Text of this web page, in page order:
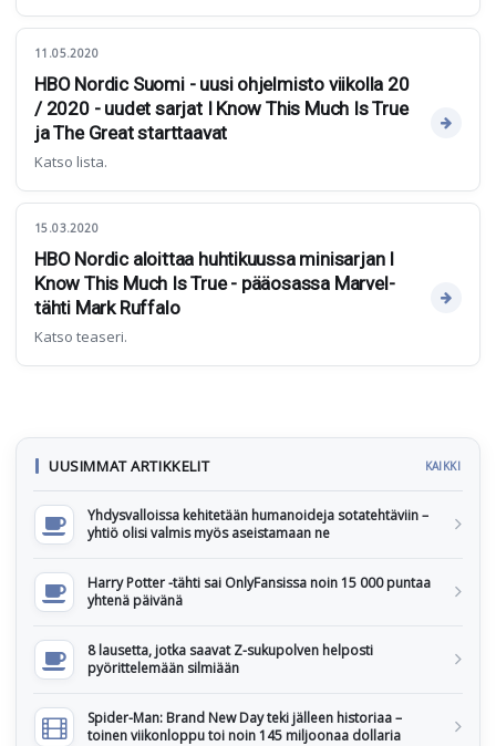
11.05.2020
HBO Nordic Suomi - uusi ohjelmisto viikolla 20
/ 2020 - uudet sarjat I Know This Much Is True
ja The Great starttaavat
Katso lista.
15.03.2020
HBO Nordic aloittaa huhtikuussa minisarjan I
Know This Much Is True - pääosassa Marvel-
tähti Mark Ruffalo
Katso teaseri.
UUSIMMAT ARTIKKELIT KAIKKI
Yhdysvalloissa kehitetään humanoideja sotatehtäviin –
yhtiö olisi valmis myös aseistamaan ne
Harry Potter -tähti sai OnlyFansissa noin 15 000 puntaa
yhtenä päivänä
8 lausetta, jotka saavat Z-sukupolven helposti
pyörittelemään silmiään
Spider-Man: Brand New Day teki jälleen historiaa –
toinen viikonloppu toi noin 145 miljoonaa dollaria